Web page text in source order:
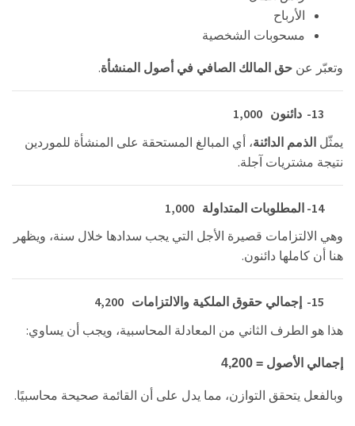
الأرباح
مسحوبات الشخصية
وتعبّر عن حق المالك الصافي في أصول المنشأة.
13- دائنون 1,000
يمثّل الذمم الدائنة، أي المبالغ المستحقة على المنشأة للموردين
نتيجة مشتريات آجلة.
14- المطلوبات المتداولة 1,000
وهي الالتزامات قصيرة الأجل التي يجب سدادها خلال سنة، ويظهر
هنا أن كاملها دائنون.
15- إجمالي حقوق الملكية والالتزامات 4,200
هذا هو الطرف الثاني من المعادلة المحاسبية، ويجب أن يساوي:
إجمالي الأصول = 4,200
وبالفعل يتحقق التوازن، مما يدل على أن القائمة صحيحة محاسبيًا.